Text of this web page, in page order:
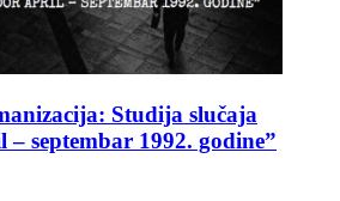
Studija slučaja
septembar 1992. godine”